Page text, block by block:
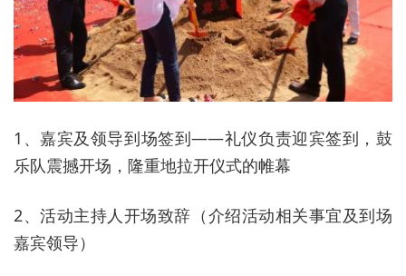
1、嘉宾及领导到场签到——礼仪负责迎宾签到，鼓
乐队震撼开场，隆重地拉开仪式的帷幕
2、活动主持人开场致辞（介绍活动相关事宜及到场
嘉宾领导）